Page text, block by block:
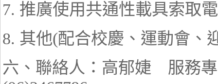
7. 推廣使用共通性載具索取
8. 其他(配合校慶、運動會、
六、聯絡人：高郁婕 服務